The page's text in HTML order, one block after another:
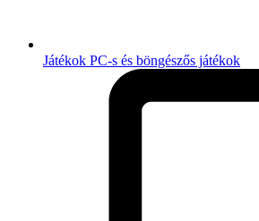
Játékok PC-s és böngészős játékok